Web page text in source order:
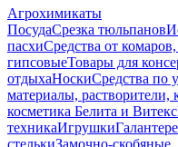
Агрохимикаты
ПосудаСрезка тюльпанов
пасхиСредства от
гипсовыеТовары для
отдыхаНоскиСредства по
материалы, растворители,
косметика Белита и Витекс
техникаИгрушки